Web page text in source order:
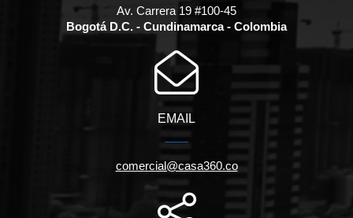
Av. Carrera 19 #100-45
Bogotá D.C. - Cundinamarca - Colombia
EMAIL
comercial@casa360.co